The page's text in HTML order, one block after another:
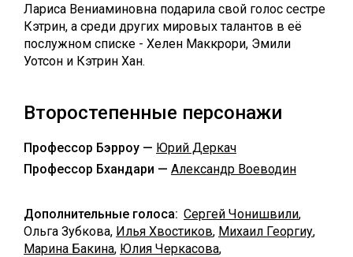
Лариса Вениаминовна подарила свой голос сестре
Кэтрин, а среди других мировых талантов в её
послужном списке - Хелен Маккрори, Эмили
Уотсон и Кэтрин Хан.
Второстепенные персонажи
Профессор Бэрроу — Юрий Деркач
Профессор Бхандари — Александр Воеводин
Дополнительные голоса: Сергей Чонишвили,
Ольга Зубкова, Илья Хвостиков, Михаил Георгиу,
Марина Бакина, Юлия Черкасова,